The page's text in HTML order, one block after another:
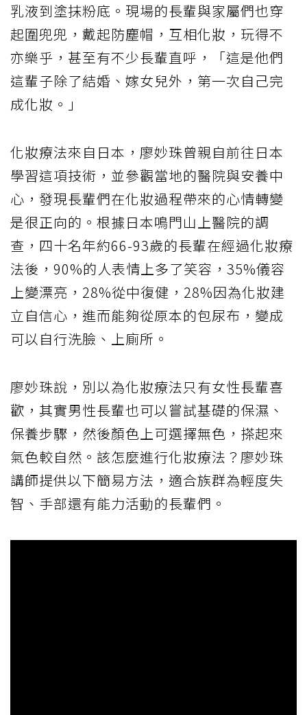
乳液到塗抹粉底。現場的長輩與家屬們也穿
起圍兜兜，戴起防塵帽，互相化妝，玩得不
亦樂乎，甚至有不少長輩直呼，「這是他們
這輩子除了結婚、嫁女兒外，第一次自己完
成化妝。」
化妝療法來自日本，廖妙珠曾親自前往日本
學習這項技術，並參觀當地的醫院與安養中
心，發現長輩們在化妝過程帶來的心情轉變
是很正向的。根據日本鳴門山上醫院的調
查，四十名年約66-93歲的長輩在經過化妝療
法後，90%的人表情上多了笑容，35%儀容
上變漂亮，28%從中復健，28%因為化妝建
立自信心，進而能夠從原本的包尿布，變成
可以自行洗臉、上廁所。
廖妙珠說，別以為化妝療法只有女性長輩喜
歡，其實男性長輩也可以嘗試基礎的保濕、
保養步驟，然後顏色上可選擇無色，搽起來
氣色較自然。該怎麼進行化妝療法？廖妙珠
講師提供以下簡易方法，適合族群為輕度失
智、手部還有能力活動的長輩們。